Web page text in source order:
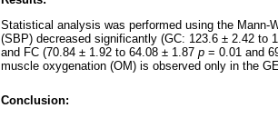
Statistical analysis was performed using the
(SBP) decreased significantly (GC: 123.6 ± 2.42 to
and FC (70.84 ± 1.92 to 64.08 ± 1.87 p = 0.01 and
muscle oxygenation (OM) is observed only in the
Conclusion: